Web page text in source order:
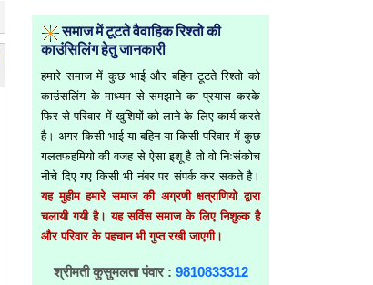
समाज में टूटते वैवाहिक रिश्तो की
काउंसिलिंग हेतु जानकारी
हमारे समाज में कुछ भाई और बहिन टूटते रिश्तो को
काउंसलिंग के माध्यम से समझाने का प्रयास करके
फिर से परिवार में खुशियों को लाने के लिए कार्य करते
है। अगर किसी भाई या बहिन या किसी परिवार में कुछ
गलतफहमियो की वजह से ऐसा इशू है तो वो निःसंकोच
नीचे दिए गए किसी भी नंबर पर संपर्क कर सकते है।
यह मुहीम हमारे समाज की अग्रणी क्षत्राणियो द्वारा
चलायी गयी है। यह सर्विस समाज के लिए निशुल्क है
और परिवार के पहचान भी गुप्त रखी जाएगी।
श्रीमती कुसुमलता पंवार : 9810833312